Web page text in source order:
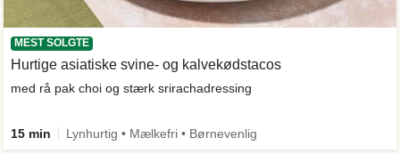
MEST SOLGTE
Hurtige asiatiske svine- og kalvekødstacos
med rå pak choi og stærk srirachadressing
15 min Lynhurtig • Mælkefri • Børnevenlig